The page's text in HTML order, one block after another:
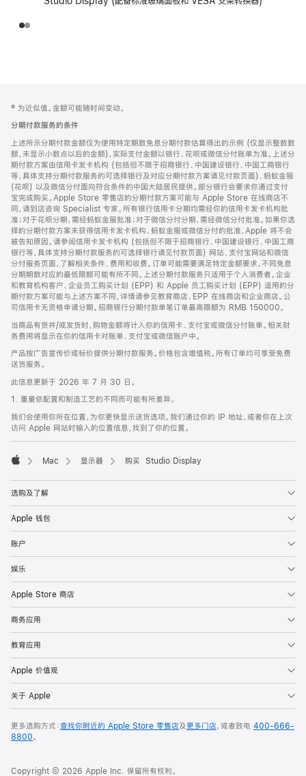
页
页
脚
注
‡ 为近似值。金额可能随时间变动。
分期付款服务的条件
上述所示分期付款金额仅为使用特定期数免息分期付款估算得出的示例 (仅显示整数数
额，未显示小数点以后的金额)，实际支付金额以银行、花呗或微信分付账单为准。上述分
期付款方案由信用卡发卡机构 (包括但不限于招商银行、中国建设银行、中国工商银行
等，具体支持分期付款服务的可选择银行及对应分期付款方案请见付款页面)、蚂蚁金服
(花呗) 以及微信分付面向符合条件的中国大陆居民提供。部分银行会要求你通过支付
宝完成购买。Apple Store 零售店的分期付款方案可能与 Apple Store 在线商店不
同，请到店咨询 Specialist 专家。所有银行信用卡分期均需经你的信用卡发卡机构批
准；对于花呗分期，需经蚂蚁金服批准；对于微信分付分期，需经微信分付批准。如果你选
择的分期付款方案未获得信用卡发卡机构、蚂蚁金服或微信分付的批准，Apple 将不会
被告知原因。请参阅信用卡发卡机构 (包括但不限于招商银行、中国建设银行、中国工商
银行等，具体支持分期付款服务的可选择银行请见付款页面) 网站、支付宝网站和微信
分付服务页面，了解相关条件、费用和收费。订单可能需要满足特定金额要求，不同免息
分期期数对应的最低限额可能有所不同。上述分期付款服务只适用于个人消费者。企业
和教育机构客户、企业员工购买计划 (EPP) 和 Apple 员工购买计划 (EPP) 适用的分
期付款方案可能与上述方案不同，详情请参见教育商店、EPP 在线商店和企业商店。公
司信用卡无资格申请分期。招商银行分期付款单笔订单最高限额为 RMB 150000。
当商品有货并/或发货时，购物金额将计入你的信用卡、支付宝或微信分付账单。相关财
务费用将显示在你的信用卡对账单、支付宝或微信账户中。
产品按广告宣传价或标价提供分期付款服务。价格包含增值税。所有订单均可享受免费
送货服务。
此信息更新于 2026 年 7 月 30 日。
1. 重量依配置和制造工艺的不同而可能有所差异。
我们会使用你所在位置，为你更快显示送货选项。我们通过你的 IP 地址，或者你在上次
访问 Apple 网站时输入的位置信息，找到了你的位置。
Mac 显示器 购买 Studio Display
选购及了解
Apple 钱包
账户
娱乐
Apple Store 商店
商务应用
教育应用
Apple 价值观
关于 Apple
更多选购方式：查找你附近的 Apple Store 零售店及更多门店，或者致电 400-666-
8800。
Copyright © 2026 Apple Inc. 保留所有权利。